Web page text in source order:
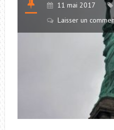
11 mai 2017
Laisser un